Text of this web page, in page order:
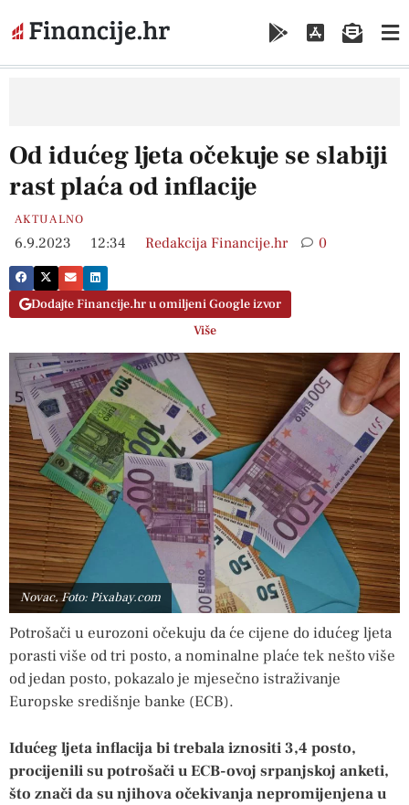
Od idućeg ljeta očekuje se slabiji
rast plaća od inflacije
AKTUALNO
6.9.2023 12:34 Redakcija Financije.hr 0
Dodajte Financije.hr u omiljeni Google izvor
Više
Novac, Foto: Pixabay.com
Potrošači u eurozoni očekuju da će cijene do idućeg ljeta
porasti više od tri posto, a nominalne plaće tek nešto više
od jedan posto, pokazalo je mjesečno istraživanje
Europske središnje banke (ECB).
Idućeg ljeta inflacija bi trebala iznositi 3,4 posto,
procijenili su potrošači u ECB-ovoj srpanjskoj anketi,
što znači da su njihova očekivanja nepromijenjena u